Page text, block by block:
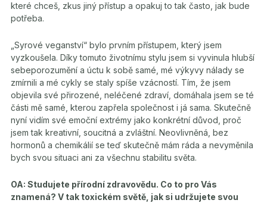
které chceš, zkus jiný přístup a opakuj to tak často, jak bude
potřeba.
„Syrové veganství“ bylo prvním přístupem, který jsem
vyzkoušela. Díky tomuto životnímu stylu jsem si vyvinula hlubší
sebeporozumění a úctu k sobě samé, mé výkyvy nálady se
zmírnili a mé cykly se staly spíše vzácností. Tím, že jsem
objevila své přirozené, neléčené zdraví, domáhala jsem se té
části mě samé, kterou zapřela společnost i já sama. Skutečně
nyní vidím své emoční extrémy jako konkrétní důvod, proč
jsem tak kreativní, soucitná a zvláštní. Neovlivněná, bez
hormonů a chemikálií se teď skutečně mám ráda a nevyměnila
bych svou situaci ani za všechnu stabilitu světa.
OA: Studujete přírodní zdravovědu. Co to pro Vás
znamená? V tak toxickém světě, jak si udržujete svou